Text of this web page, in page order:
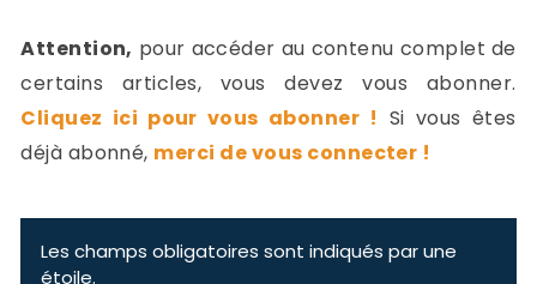
Attention, pour accéder au contenu complet de
certains articles, vous devez vous abonner.
Cliquez ici pour vous abonner ! Si vous êtes
déjà abonné, merci de vous connecter !
Les champs obligatoires sont indiqués par une
étoile.